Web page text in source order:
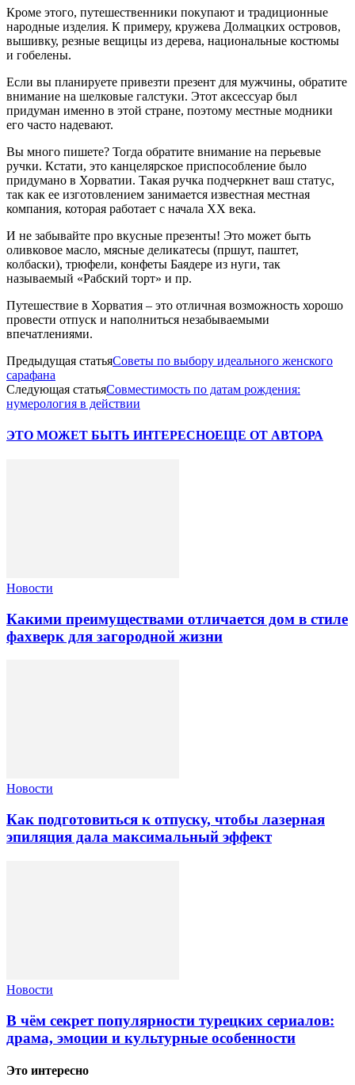
Кроме этого, путешественники покупают и традиционные
народные изделия. К примеру, кружева Долмацких островов,
вышивку, резные вещицы из дерева, национальные костюмы
и гобелены.
Если вы планируете привезти презент для мужчины, обратите
внимание на шелковые галстуки. Этот аксессуар был
придуман именно в этой стране, поэтому местные модники
его часто надевают.
Вы много пишете? Тогда обратите внимание на перьевые
ручки. Кстати, это канцелярское приспособление было
придумано в Хорватии. Такая ручка подчеркнет ваш статус,
так как ее изготовлением занимается известная местная
компания, которая работает с начала ХХ века.
И не забывайте про вкусные презенты! Это может быть
оливковое масло, мясные деликатесы (пршут, паштет,
колбаски), трюфели, конфеты Баядере из нуги, так
называемый «Рабский торт» и пр.
Путешествие в Хорватия – это отличная возможность хорошо
провести отпуск и наполниться незабываемыми
впечатлениями.
Предыдущая статьяСоветы по выбору идеального женского
сарафана
Следующая статьяСовместимость по датам рождения:
нумерология в действии
ЭТО МОЖЕТ БЫТЬ ИНТЕРЕСНОЕЩЕ ОТ АВТОРА
Новости
Какими преимуществами отличается дом в стиле
фахверк для загородной жизни
Новости
Как подготовиться к отпуску, чтобы лазерная
эпиляция дала максимальный эффект
Новости
В чём секрет популярности турецких сериалов:
драма, эмоции и культурные особенности
Это интересно